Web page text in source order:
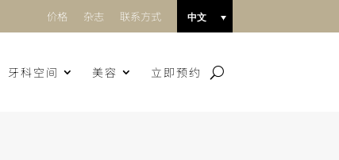
价格 杂志 联系方式 中文
牙科空间 美容 立即预约